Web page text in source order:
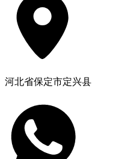
河北省保定市定兴县